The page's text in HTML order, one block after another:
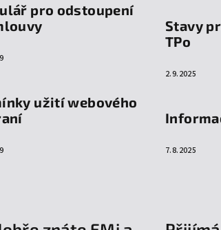
pro odstoupení
užití webového
Stavy
TPo
2.9.2025
7.8.2025